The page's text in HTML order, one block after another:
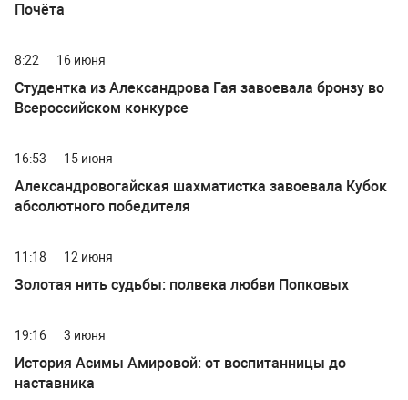
Почёта
8:22 16 июня
Студентка из Александрова Гая завоевала бронзу во
Всероссийском конкурсе
16:53 15 июня
Александровогайская шахматистка завоевала Кубок
абсолютного победителя
11:18 12 июня
Золотая нить судьбы: полвека любви Попковых
19:16 3 июня
История Асимы Амировой: от воспитанницы до
наставника